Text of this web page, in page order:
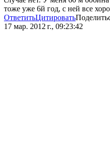
тоже уже 6й год, с ней все
ОтветитьЦитировать
17 мар. 2012 г., 09:23:42